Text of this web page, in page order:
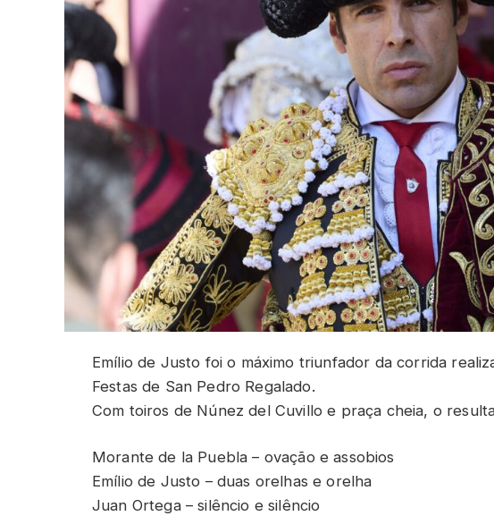
Emílio de Justo foi o máximo triunfador da corrida
Festas de San Pedro Regalado.
Com toiros de Núnez del Cuvillo e praça cheia, o
Morante de la Puebla – ovação e assobios
Emílio de Justo – duas orelhas e orelha
Juan Ortega – silêncio e silêncio